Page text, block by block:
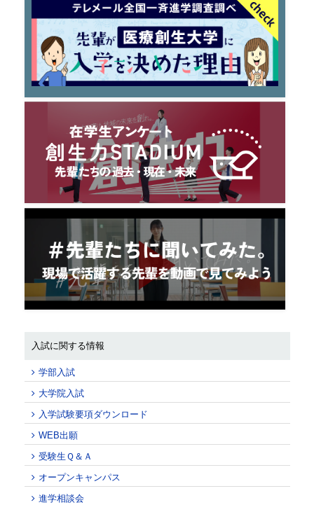
入試に関する情報
学部入試
大学院入試
入学試験要項ダウンロード
WEB出願
受験生Ｑ＆Ａ
オープンキャンパス
進学相談会